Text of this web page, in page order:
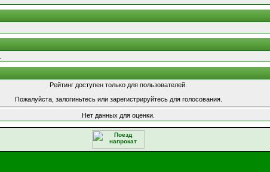
Рейтинг доступен только для пользователей.
Пожалуйста, залогиньтесь или зарегистрируйтесь для голосования.
Нет данных для оценки.